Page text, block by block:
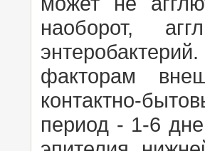
наоборот,
факторам
контактно-
период - 1-6